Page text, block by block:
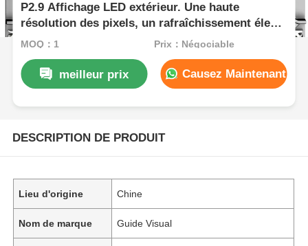
P2.9 Affichage LED extérieur. Une haute
résolution des pixels, un rafraîchissement élevé,
des performances visuelles supérieures
MOQ：1 Prix：Négociable
meilleur prix Causez Maintenant
DESCRIPTION DE PRODUIT
Lieu d'origine Chine
Nom de marque Guide Visual